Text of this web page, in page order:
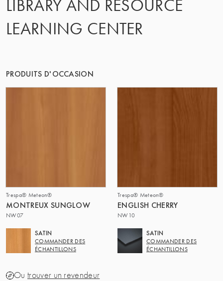
LE GROUPE | TRESPA INTERNATIONAL
LIBRARY AND RESOURCE
LEARNING CENTER
PRODUITS D'OCCASION
Trespa® Meteon®
MONTREUX SUNGLOW
NW07
SATIN
COMMANDER DES
ÉCHANTILLONS
Trespa® Meteon®
ENGLISH CHERRY
NW10
SATIN
COMMANDER DES
ÉCHANTILLONS
Ou trouver un revendeur